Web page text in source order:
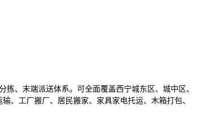
、末端派送体系。可全面覆盖西宁城东区、城中区、
、工厂搬厂、居民搬家、家具家电托运、木箱打包、